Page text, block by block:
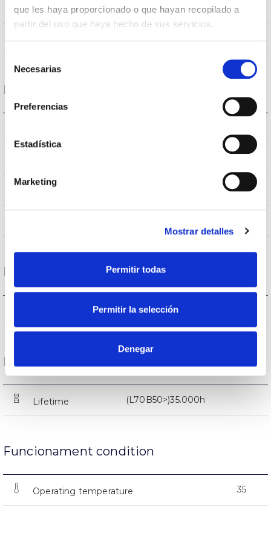
que les haya proporcionado o que hayan recopilado a
partir del uso que haya hecho de sus servicios.
consentimiento
Necesarias
Preferencias
Estadística
Marketing
Mostrar detalles
Permitir todas
Permitir la selección
Denegar
Opening angle 120
Housing and Finish
GRIS
Performance
2385-2405-2415lm
Life
Lifetime (L70B50>)35.000h
Funcionament condition
Operating temperature 35